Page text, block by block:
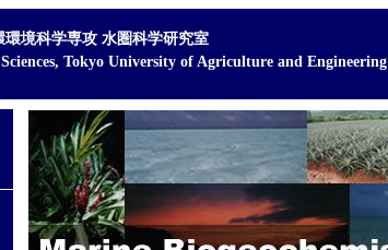
境科学専攻 水圏科学研究室
Tokyo University of Agriculture and Engineering